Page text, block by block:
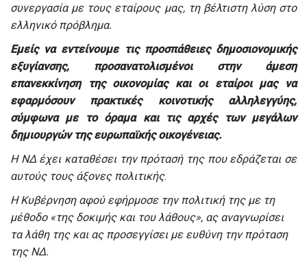
συνεργασία με τους εταίρους μας, τη βέλτιστη λύση στο
ελληνικό πρόβλημα.
Εμείς να εντείνουμε τις προσπάθειες δημοσιονομικής
εξυγίανσης, προσανατολισμένοι στην άμεση
επανεκκίνηση της οικονομίας και οι εταίροι μας να
εφαρμόσουν πρακτικές κοινοτικής αλληλεγγύης,
σύμφωνα με το όραμα και τις αρχές των μεγάλων
δημιουργών της ευρωπαϊκής οικογένειας.
Η ΝΔ έχει καταθέσει την πρότασή της που εδράζεται σε
αυτούς τους άξονες πολιτικής.
Η Κυβέρνηση αφού εφήρμοσε την πολιτική της με τη
μέθοδο «της δοκιμής και του λάθους», ας αναγνωρίσει
τα λάθη της και ας προσεγγίσει με ευθύνη την πρόταση
της ΝΔ.